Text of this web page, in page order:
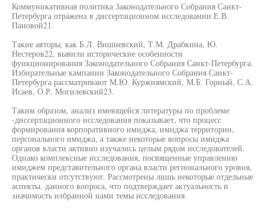
Коммуникативная политика Законодательного Собрания Санкт-
Петербурга отражена в диссертационном исследовании Е.В.
Пановой21.
Такие авторы, как Б.Л. Вишневский, Т.М. Драбкина, Ю.
Нестеров22, вывили исторические особенности
функционирования Законодательного Собрания Санкт-Петербурга.
Избирательные кампании Законодательного Собрания Санкт-
Петербурга рассматривают М.Ю. Куржиямский, М.Б. Горный, С.А.
Исаев, О.Р. Могилевский23.
Таким образом, анализ имеющейся литературы по проблеме
-диссертационного исследования показывает, что процесс
формирования корпоративного имиджа, имиджа территории,
персонального имиджа, а также некоторые вопросы имиджа
органов власти активно изучались целым рядом исследователей.
Однако комплексные исследования, посвященные управлению
имиджем представительного органа власти регионального уровня,
практически отсутствуют. Рассмотрены лишь некоторые отдельные
аспекты. данного вопроса, что подтверждает актуальность и
значимость избранной нами темы исследования.